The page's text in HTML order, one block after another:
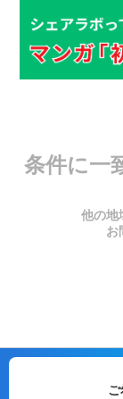
条件に一
他の地
お